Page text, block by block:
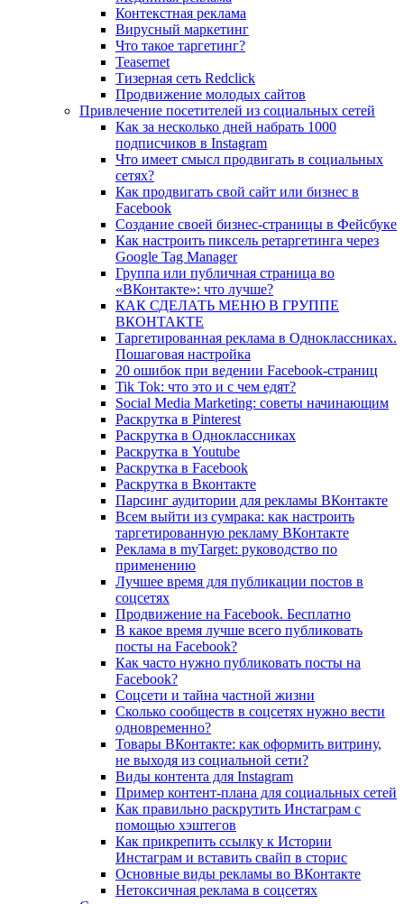
Контекстная реклама
Вирусный маркетинг
Что такое таргетинг?
Teasernet
Тизерная сеть Redclick
Продвижение молодых сайтов
Привлечение посетителей из социальных сетей
Как за несколько дней набрать 1000
подписчиков в Instagram
Что имеет смысл продвигать в социальных
сетях?
Как продвигать свой сайт или бизнес в
Facebook
Создание своей бизнес-страницы в Фейсбуке
Как настроить пиксель ретаргетинга через
Google Tag Manager
Группа или публичная страница во
«ВКонтакте»: что лучше?
КАК СДЕЛАТЬ МЕНЮ В ГРУППЕ
ВКОНТАКТЕ
Таргетированная реклама в Одноклассниках.
Пошаговая настройка
20 ошибок при ведении Facebook-страниц
Tik Tok: что это и с чем едят?
Social Media Marketing: советы начинающим
Раскрутка в Pinterest
Раскрутка в Одноклассниках
Раскрутка в Youtube
Раскрутка в Facebook
Раскрутка в Вконтакте
Парсинг аудитории для рекламы ВКонтакте
Всем выйти из сумрака: как настроить
таргетированную рекламу ВКонтакте
Реклама в myTarget: руководство по
применению
Лучшее время для публикации постов в
соцсетях
Продвижение на Facebook. Бесплатно
В какое время лучше всего публиковать
посты на Facebook?
Как часто нужно публиковать посты на
Facebook?
Соцсети и тайна частной жизни
Сколько сообществ в соцсетях нужно вести
одновременно?
Товары ВКонтакте: как оформить витрину,
не выходя из социальной сети?
Виды контента для Instagram
Пример контент-плана для социальных сетей
Как правильно раскрутить Инстаграм с
помощью хэштегов
Как прикрепить ссылку к Истории
Инстаграм и вставить свайп в сторис
Основные виды рекламы во ВКонтакте
Нетоксичная реклама в соцсетях